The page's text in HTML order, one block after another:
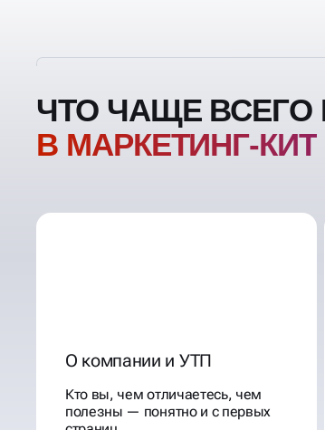
ЧТО ЧАЩЕ ВСЕГО
В МАРКЕТИНГ-КИТ
О компании и УТП
Кто вы, чем отличаетесь, чем
полезны — понятно и с первых